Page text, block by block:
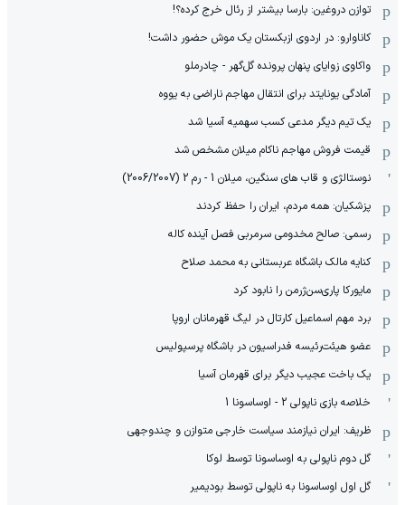
توازن دروغین: بارسا بیشتر از رئال خرج کرده؟!
کاناوارو: در اردوی ازبکستان یک موش حضور داشت!
واکاوی زوایای پنهان پرونده گل‌گهر - چادرملو
آمادگی یونایتد برای انتقال مهاجم ناراضی به یووه
یک تیم دیگر مدعی کسب سهمیه آسیا شد
قیمت فروش مهاجم ناکام میلان مشخص شد
نوستالژی و قاب های سنگین، میلان 1 - رم 2 (2006/2007)
پزشکیان: همه مردم، ایران را حفظ کردند
رسمی: صالح مخدومی سرمربی فصل آینده کاله
کنایه مالک باشگاه عربستانی به محمد صلاح
مایورکا پاری‌سن‌ژرمن را نابود کرد
برد مهم اسماعیل کارتال در لیگ قهرمانان اروپا
عضو هیئت‌رئیسه فدراسیون در باشگاه پرسپولیس
یک باخت عجیب دیگر برای قهرمان آسیا
خلاصه بازی ناپولی 2 - اوساسونا 1
ظریف: ایران نیازمند سیاست خارجی متوازن و چندوجهی
گل دوم ناپولی به اوساسونا توسط لوکا
گل اول اوساسونا به ناپولی توسط بودیمیر